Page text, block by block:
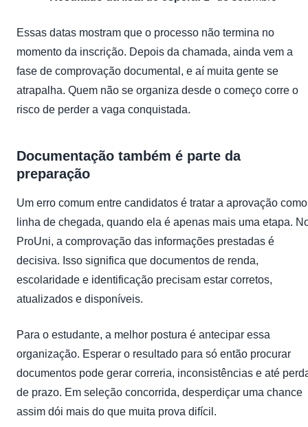
Essas datas mostram que o processo não termina no
momento da inscrição. Depois da chamada, ainda vem a
fase de comprovação documental, e aí muita gente se
atrapalha. Quem não se organiza desde o começo corre o
risco de perder a vaga conquistada.
Documentação também é parte da
preparação
Um erro comum entre candidatos é tratar a aprovação como
linha de chegada, quando ela é apenas mais uma etapa.
ProUni, a comprovação das informações prestadas é
decisiva. Isso significa que documentos de renda,
escolaridade e identificação precisam estar corretos,
atualizados e disponíveis.
Para o estudante, a melhor postura é antecipar essa
organização. Esperar o resultado para só então procurar
documentos pode gerar correria, inconsistências e até
de prazo. Em seleção concorrida, desperdiçar uma chance
assim dói mais do que muita prova difícil.